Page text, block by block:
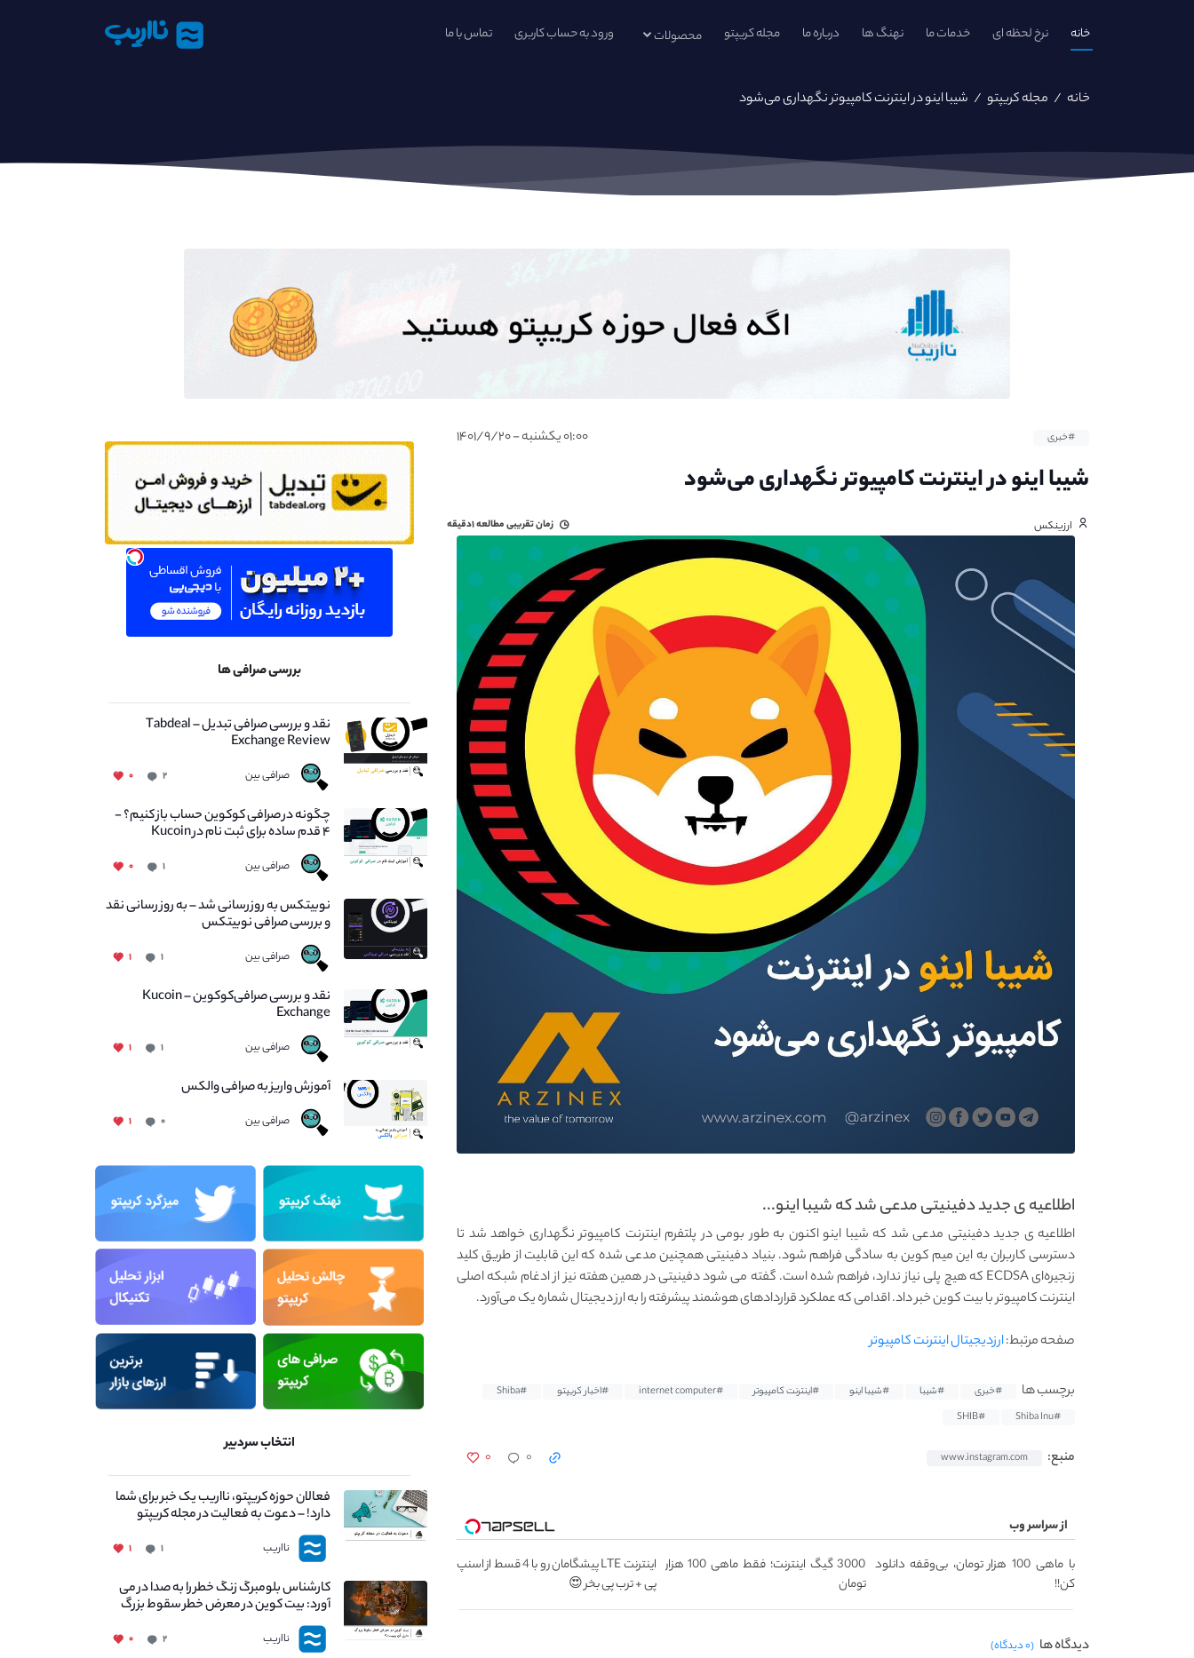
خانه نرخ لحظه ای خدمات ما نهنگ ها درباره ما مجله کریپتو محصولات ورود به حساب کاربری تماس با ما نااریب
خانه / مجله کریپتو / شیبا اینو در اینترنت کامپیوتر نگهداری می‌شود
#خبری ۰۱:۰۰ یکشنبه - ۱۴۰۱/۹/۲۰
شیبا اینو در اینترنت کامپیوتر نگهداری می‌شود
ارزینکس زمان تقریبی مطالعه۱دقیقه
اطلاعیه ی جدید دفینیتی مدعی شد که شیبا اینو...
اطلاعیه ی جدید دفینیتی مدعی شد که شیبا اینو اکنون به‌ طور بومی در پلتفرم اینترنت کامپیوتر نگهداری خواهد شد تا
دسترسی کاربران به این میم کوین به سادگی فراهم شود. بنیاد دفینیتی همچنین مدعی شده که این قابلیت از طریق کلید
زنجیره‌ای ECDSA که هیچ پلی نیاز ندارد، فراهم شده است. گفته می شود دفینیتی در همین هفته نیز از ادغام شبکه اصلی
اینترنت کامپیوتر با بیت کوین خبر داد. اقدامی که عملکرد قراردادهای هوشمند پیشرفته را به ارز دیجیتال شماره یک می‌آورد.
صفحه مرتبط:ارزدیجیتال اینترنت کامپیوتر
برچسب ها #خبری #شیبا #شیبا اینو #اینترنت کامپیوتر #internet computer #اخبار کریپتو
#Shiba
#Shiba Inu
#SHIB
منبع: www.instagram.com ۰ ۰
از سراسر وب
با ماهی 100 هزار تومان، بی‌وقفه دانلود
کن!!
3000 گیگ اینترنت؛ فقط ماهی 100 هزار
تومان
اینترنت LTE پیشگامان رو با 4 قسط از اسنپ
پی + ترب پی بخر 😍
دیدگاه ها (۰ دیدگاه)
بررسی صرافی ها
نقد و بررسی صرافی تبدیل – Tabdeal
Exchange Review
صرافی بین ۲ ۰
چگونه در صرافی کوکوین حساب باز کنیم؟ -
۴ قدم ساده برای ثبت نام در Kucoin
صرافی بین ۱ ۰
نوبیتکس به روزرسانی شد – به روز رسانی نقد
و بررسی صرافی نوبیتکس
صرافی بین ۱ ۱
نقد و بررسی صرافی‌کوکوین – Kucoin
Exchange
صرافی بین ۱ ۱
آموزش واریز به صرافی والکس
صرافی بین ۰ ۱
انتخاب سردبیر
فعالان حوزه کریپتو، نااریب یک خبر برای شما
دارد! – دعوت به فعالیت در مجله کریپتو
نااریب ۱ ۱
کارشناس بلومبرگ زنگ خطر را به صدا در می
آورد: بیت کوین در معرض خطر سقوط بزرگ
است - دلیل آن چیست؟
نااریب ۲ ۰